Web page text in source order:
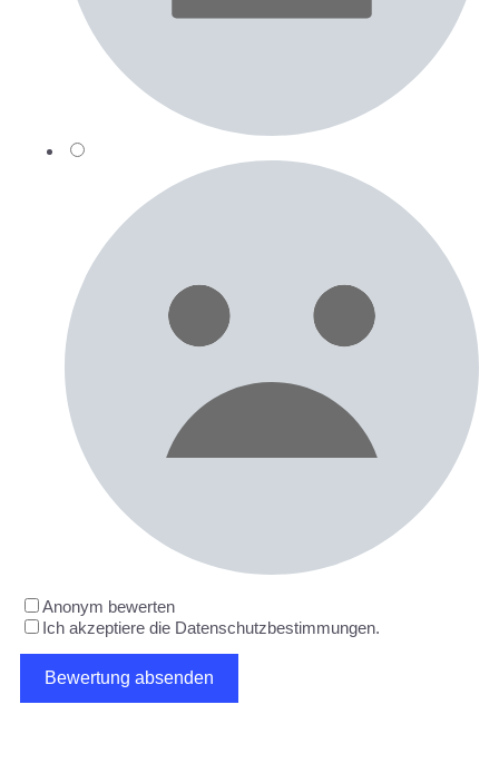
Anonym bewerten
Ich akzeptiere die Datenschutzbestimmungen.